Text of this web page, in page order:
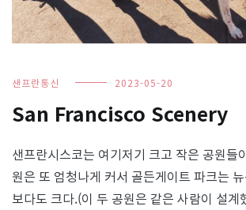
샌프란통신 2023-05-20
San Francisco Scenery
샌프란시스코는 여기저기 크고 작은 공원들
원은 또 엄청나게 커서 골든게이트 파크는
보다도 크다.(이 두 공원은 같은 사람이 설계